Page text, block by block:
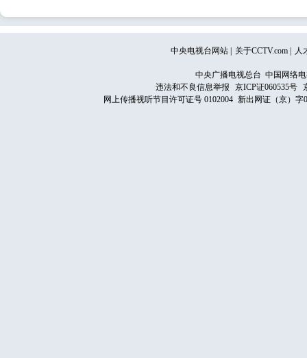
中央电视台网站 关于CCTV.com 人
中央广播电视总台 中国网络
违法和不良信息举报
京ICP证060535号
网上传播视听节目许可证号 0102004 新出网证（京）